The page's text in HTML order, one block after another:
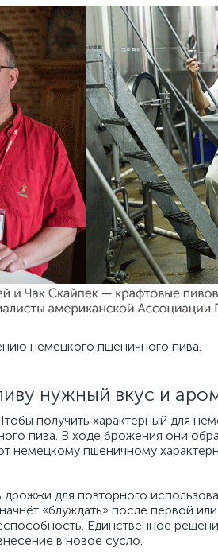
немецкого пшеничного пива.
нужный вкус и
получить характерный для
пива. В ходе брожения они
немецкому пшеничному
для повторного
«блуждать» после первой
Единственное
в новое сусло.